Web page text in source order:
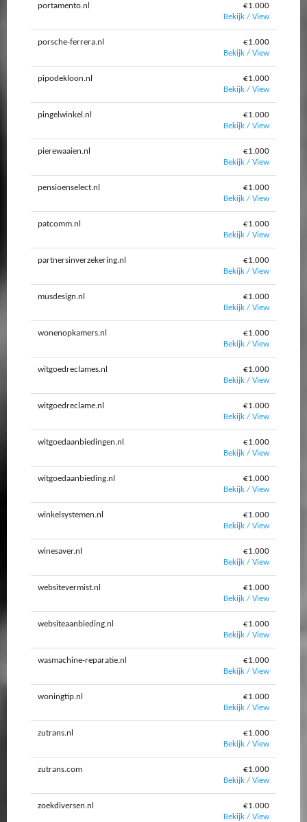
portamento.nl
€1.000
Bekijk / View
porsche-ferrera.nl
€1.000
Bekijk / View
pipodekloon.nl
€1.000
Bekijk / View
pingelwinkel.nl
€1.000
Bekijk / View
pierewaaien.nl
€1.000
Bekijk / View
pensioenselect.nl
€1.000
Bekijk / View
patcomm.nl
€1.000
Bekijk / View
partnersinverzekering.nl
€1.000
Bekijk / View
musdesign.nl
€1.000
Bekijk / View
wonenopkamers.nl
€1.000
Bekijk / View
witgoedreclames.nl
€1.000
Bekijk / View
witgoedreclame.nl
€1.000
Bekijk / View
witgoedaanbiedingen.nl
€1.000
Bekijk / View
witgoedaanbieding.nl
€1.000
Bekijk / View
winkelsystemen.nl
€1.000
Bekijk / View
winesaver.nl
€1.000
Bekijk / View
websitevermist.nl
€1.000
Bekijk / View
websiteaanbieding.nl
€1.000
Bekijk / View
wasmachine-reparatie.nl
€1.000
Bekijk / View
woningtip.nl
€1.000
Bekijk / View
zutrans.nl
€1.000
Bekijk / View
zutrans.com
€1.000
Bekijk / View
zoekdiversen.nl
€1.000
Bekijk / View